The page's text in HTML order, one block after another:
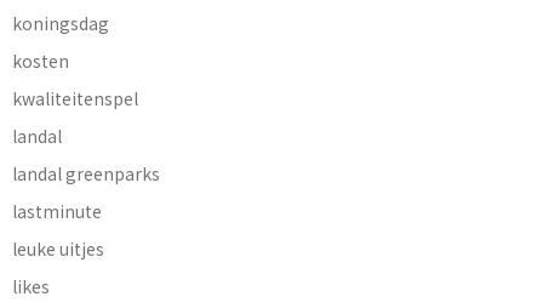
koningsdag
kosten
kwaliteitenspel
landal
landal greenparks
lastminute
leuke uitjes
likes